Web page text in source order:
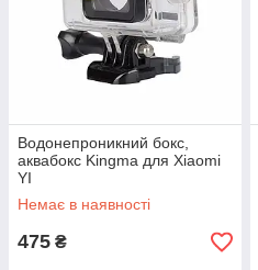
Водонепроникний бокс,
аквабокс Kingma для Xiaomi
YI
Немає в наявності
475 ₴